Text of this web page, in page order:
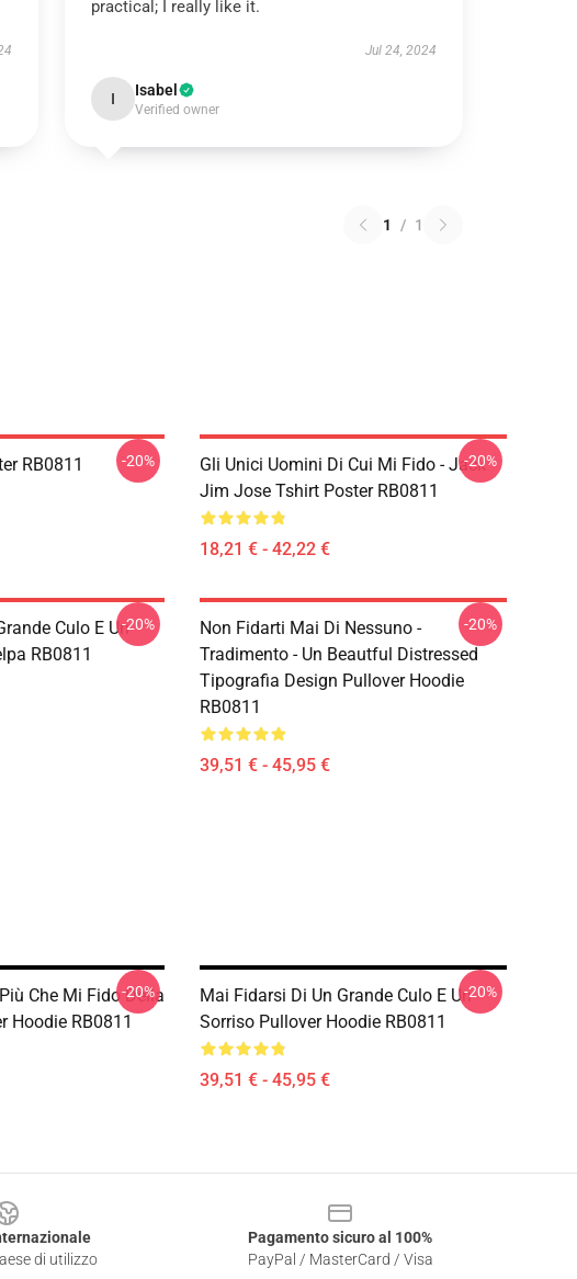
practical; I really like it.
Jul 24, 2024
I Isabel
Verified owner
1 / 1
RB0811 -20%
Gli Unici Uomini Di Cui Mi Fido - Jack
Jim Jose Tshirt Poster RB0811
18,21 € - 42,22 €
-20%
Culo E Un
RB0811
-20%
Non Fidarti Mai Di Nessuno -
Tradimento - Un Beautful Distressed
Tipografia Design Pullover Hoodie
RB0811
39,51 € - 45,95 €
-20%
Che Mi Fido Della
Hoodie RB0811
-20%
Mai Fidarsi Di Un Grande Culo E Un
Sorriso Pullover Hoodie RB0811
39,51 € - 45,95 €
-20%
di utilizzo
Pagamento sicuro al 100%
PayPal / MasterCard / Visa